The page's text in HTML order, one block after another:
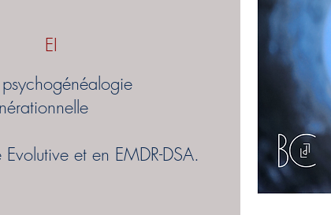
EI
et en EMDR-DSA.